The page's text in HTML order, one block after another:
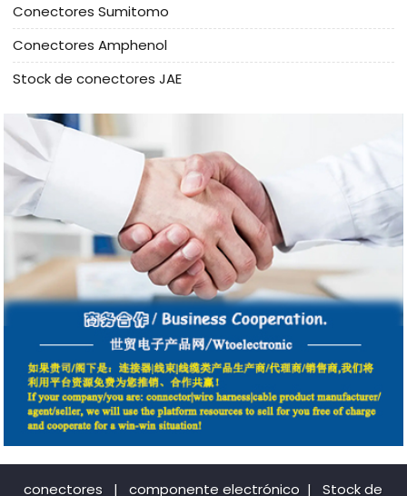
Conectores Sumitomo
Conectores Amphenol
Stock de conectores JAE
conectores | componente electrónico | Stock de